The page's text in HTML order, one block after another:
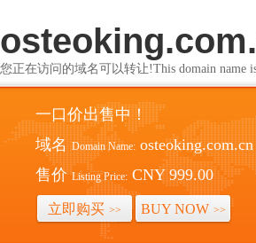
您正在访问的域名可以转让!This domain name
一口价出售中！
域名 Domain Name: osteoking.com.cn
售价 Listing Price: CNY 999.00
立即购买 >> BUY NOW >>